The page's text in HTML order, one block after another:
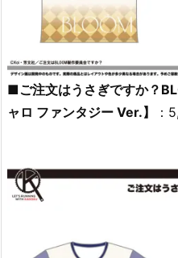
■ご注文はうさぎですか？
ャロ ファンタジー Ver.】
：